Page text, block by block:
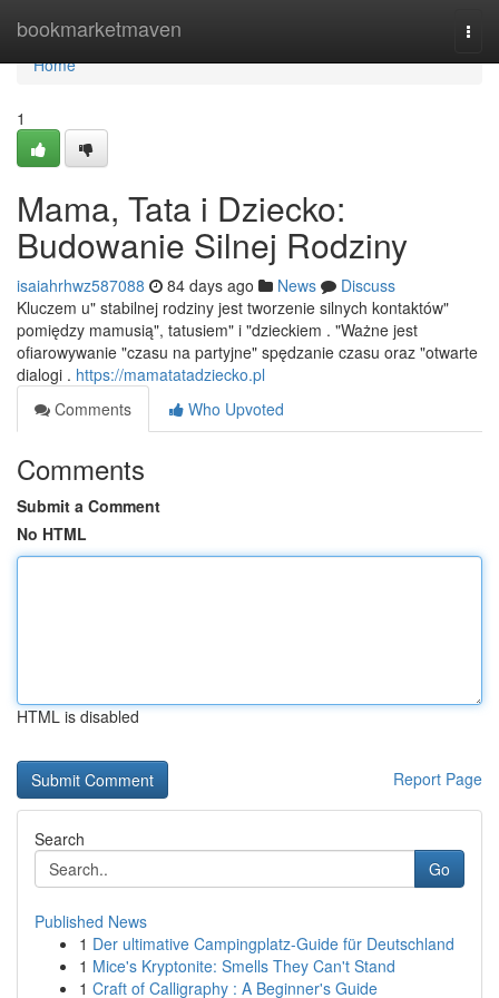
bookmarketmaven
Home
Home
1
Mama, Tata i Dziecko:
Budowanie Silnej Rodziny
isaiahrhwz587088 84 days ago News
Discuss
Kluczem u" stabilnej rodziny jest tworzenie silnych kontaktów"
pomiędzy mamusią", tatusiem" i "dzieckiem . "Ważne jest
ofiarowywanie "czasu na partyjne" spędzanie czasu oraz "otwarte
dialogi . https://mamatatadziecko.pl
Comments
Who Upvoted
Comments
Submit a Comment
No HTML
HTML is disabled
Report Page
Search
Go
Published News
1 Der ultimative Campingplatz-Guide für Deutschland
1 Mice's Kryptonite: Smells They Can't Stand
1 Craft of Calligraphy : A Beginner's Guide